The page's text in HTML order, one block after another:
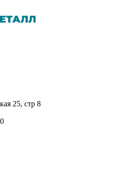
25, стр 8